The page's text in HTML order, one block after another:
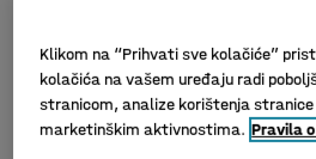
Klikom na “Prihvati sve kolačiće”
kolačića na vašem uređaju radi
stranicom, analize korištenja stranice
marketinškim aktivnostima. Pravila